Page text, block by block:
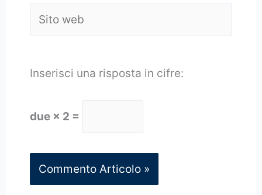
web
Inserisci una risposta in cifre:
due × 2 =